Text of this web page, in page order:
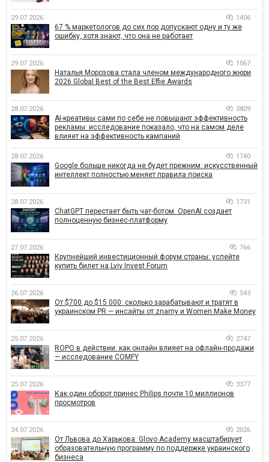
29.07.2026 1406
67 % маркетологов до сих пор допускают одну и ту же
ошибку, хотя знают, что она не работает
29.07.2026 1067
Наталья Морозова стала членом международного жюри
2026 Global Best of the Best Effie Awards
28.07.2026 3809
AI-креативы сами по себе не повышают эффективность
рекламы: исследование показало, что на самом деле
влияет на эффективность кампаний
28.07.2026 1740
Google больше никогда не будет прежним: искусственный
интеллект полностью меняет правила поиска
28.07.2026 1731
ChatGPT перестает быть чат-ботом. OpenAI создает
полноценную бизнес-платформу
27.07.2026 766
Крупнейший инвестиционный форум страны: успейте
купить билет на Lviv Invest Forum
26.07.2026 543
От $700 до $15 000: сколько зарабатывают и тратят в
украинском PR — инсайты от znamy и Women Make Money
25.07.2026 2747
ROPO в действии: как онлайн влияет на офлайн-продажи
— исследование COMFY
25.07.2026 3377
Как один оборот принес Philips почти 10 миллионов
просмотров
24.07.2026 2026
От Львова до Харькова: Glovo Academy масштабирует
образовательную программу по поддержке украинского
бизнеса